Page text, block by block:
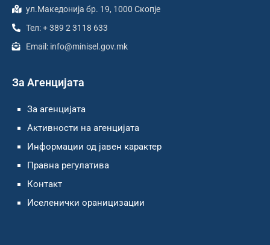
ул.Македонија бр. 19, 1000 Скопје
Тел: + 389 2 3118 633
Email: info@minisel.gov.mk
За Агенцијата
За агенцијата
Активности на агенцијата
Информации од јавен карактер
Правна регулатива
Контакт
Иселенички ораницизации